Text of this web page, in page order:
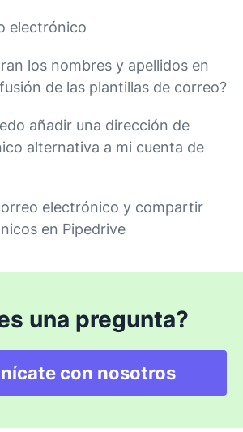
electrónico
los nombres y apellidos en
de las plantillas de correo?
añadir una dirección de
alternativa a mi cuenta de
electrónico y compartir
en Pipedrive
una pregunta?
con nosotros